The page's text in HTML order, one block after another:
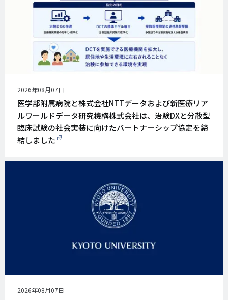
公
開
日
2026年08月07日
医学部附属病院と株式会社NTTデータおよび新医療リア
ルワールドデータ研究機構株式会社は、治験DXと分散型
臨床試験の社会実装に向けたパートナーシップ協定を締
結しました
公
2026年08月07日